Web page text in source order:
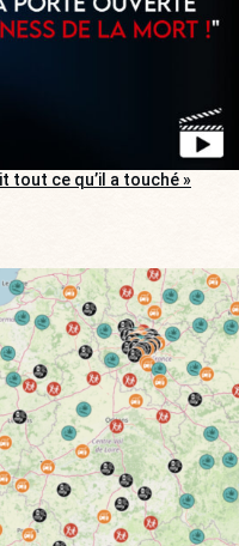
tout ce qu’il a touché »